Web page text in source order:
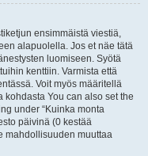
ensimmäistä viestiä,
alapuolella. Jos et näe tätä
luomiseen. Syötä
kenttiin. Varmista että
Voit myös määritellä
kohdasta You can also set the
under “Kuinka monta
päivinä (0 kestää
mahdollisuuden muuttaa